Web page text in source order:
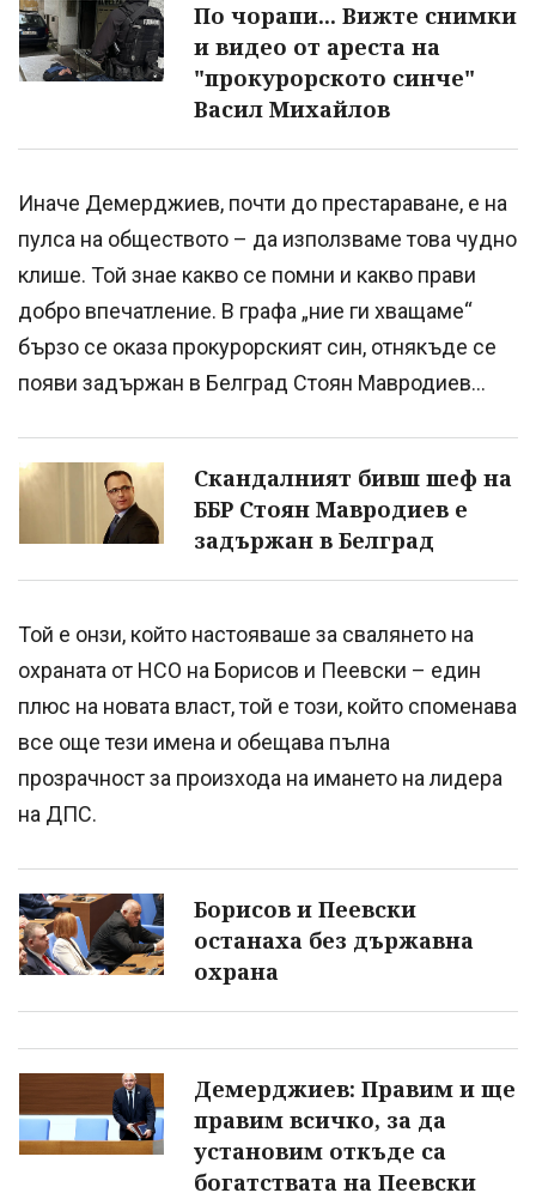
По чорапи... Вижте снимки
и видео от ареста на
"прокурорското синче"
Васил Михайлов
Иначе Демерджиев, почти до престараване, е на
пулса на обществото – да използваме това чудно
клише. Той знае какво се помни и какво прави
добро впечатление. В графа „ние ги хващаме“
бързо се оказа прокурорският син, отнякъде се
появи задържан в Белград Стоян Мавродиев…
Скандалният бивш шеф на
ББР Стоян Мавродиев е
задържан в Белград
Той е онзи, който настояваше за свалянето на
охраната от НСО на Борисов и Пеевски – един
плюс на новата власт, той е този, който споменава
все още тези имена и обещава пълна
прозрачност за произхода на имането на лидера
на ДПС.
Борисов и Пеевски
останаха без държавна
охрана
Демерджиев: Правим и ще
правим всичко, за да
установим откъде са
богатствата на Пеевски